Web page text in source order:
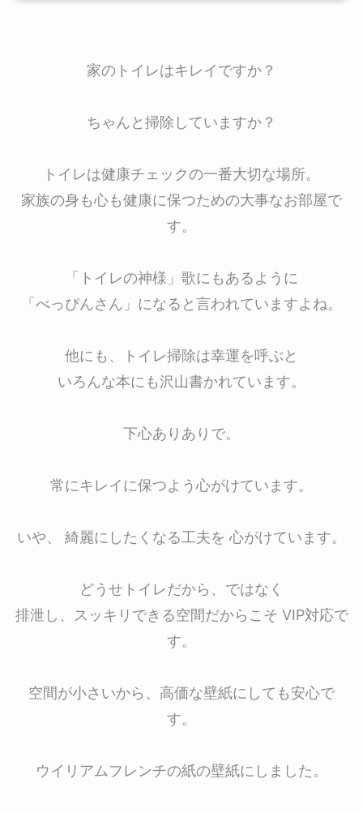
家のトイレはキレイですか？
ちゃんと掃除していますか？
トイレは健康チェックの一番大切な場所。
家族の身も心も健康に保つための大事なお部屋で
す。
「トイレの神様」歌にもあるように
「べっぴんさん」になると言われていますよね。
他にも、トイレ掃除は幸運を呼ぶと
いろんな本にも沢山書かれています。
下心ありありで。
常にキレイに保つよう心がけています。
いや、 綺麗にしたくなる工夫を 心がけています。
どうせトイレだから、ではなく
排泄し、スッキリできる空間だからこそ VIP対応で
す。
空間が小さいから、高価な壁紙にしても安心で
す。
ウイリアムフレンチの紙の壁紙にしました。